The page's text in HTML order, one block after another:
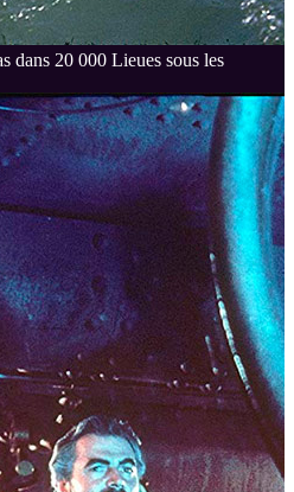
dans 20 000 Lieues sous les